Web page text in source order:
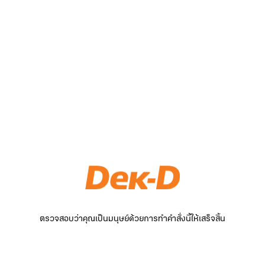
ตรวจสอบว่าคุณเป็นมนุษย์ด้วยการทำคำสั่งนี้ให้เสร็จสิ้น